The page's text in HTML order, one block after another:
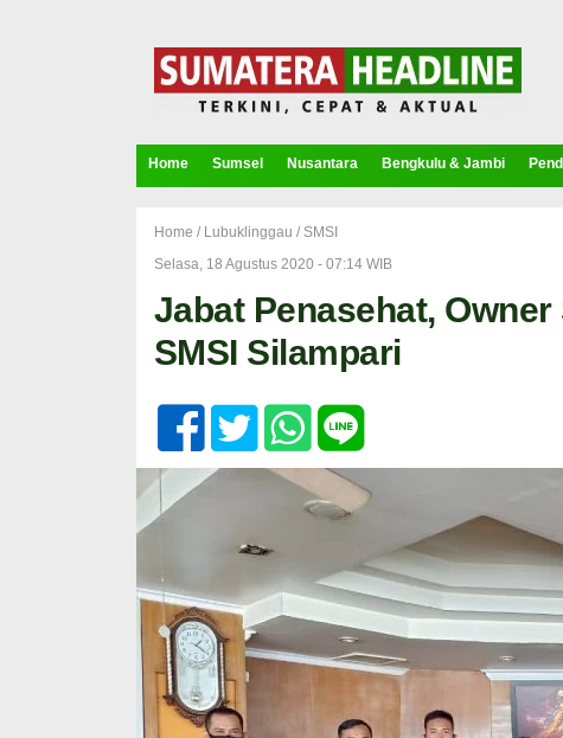
Home Sumsel Nusantara Bengkulu & Jambi
Home / Lubuklinggau / SMSI
Selasa, 18 Agustus 2020 - 07:14 WIB
Jabat Penasehat,
SMSI Silampari